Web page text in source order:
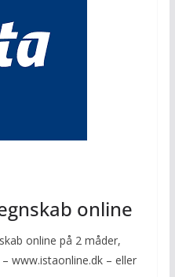
online
online på 2 måder,
www.istaonline.dk – eller